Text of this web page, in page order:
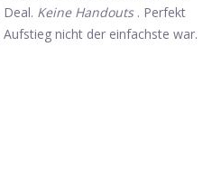
Keine Handouts. Perfekt
nicht der einfachste war.